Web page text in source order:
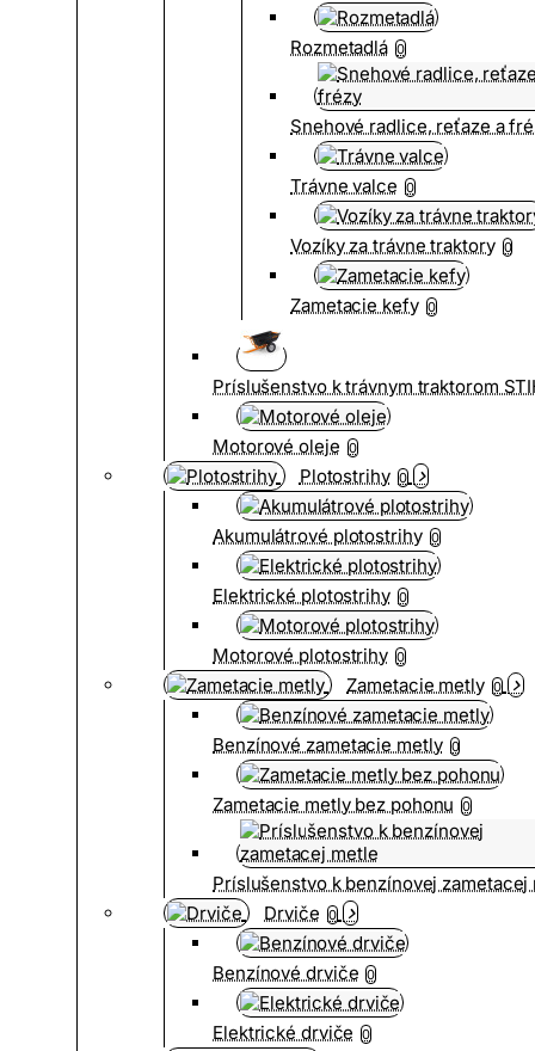
Rozmetadlá 0
Snehové radlice, reťaze a
Trávne valce 0
Vozíky za trávne traktory 0
Zametacie kefy 0
Príslušenstvo k trávnym traktorom
Motorové oleje 0
Plotostrihy 0
Akumulátrové plotostrihy 0
Elektrické plotostrihy 0
Motorové plotostrihy 0
Zametacie metly 0
Benzínové zametacie metly 0
Zametacie metly bez pohonu 0
Príslušenstvo k benzínovej zametacej
Drviče 0
Benzínové drviče 0
Elektrické drviče 0